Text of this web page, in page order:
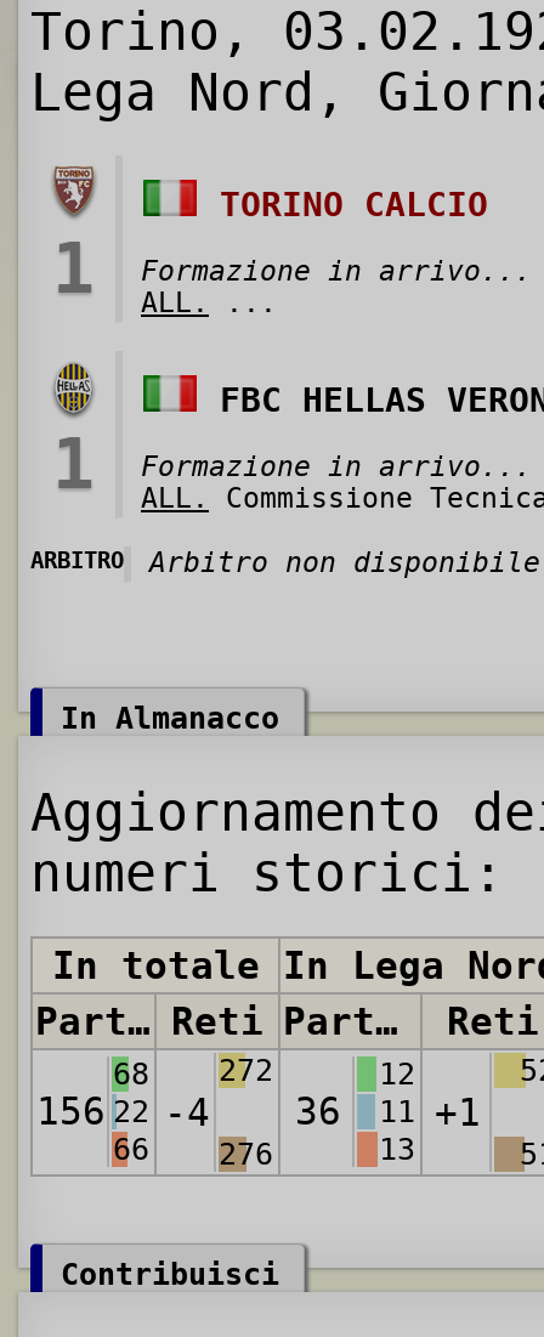
Torino,
Lega Nord,
1
TORINO CALCIO
Formazione in arrivo...
ALL.
...
1
FBC HELLAS
Formazione in arrivo...
ALL.
Commissione
ARBITRO Arbitro non disponibile
In Almanacco
Aggiornamento
numeri storici:
In totale
In Lega
Partite Reti Partite Reti
156
68
22
66
-4
272
276
36
12
11
13
+1
Contribuisci